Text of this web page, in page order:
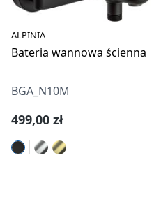
ALPINIA
Bateria wannowa ścienna
BGA_N10M
Cena regularna:
499,00 zł